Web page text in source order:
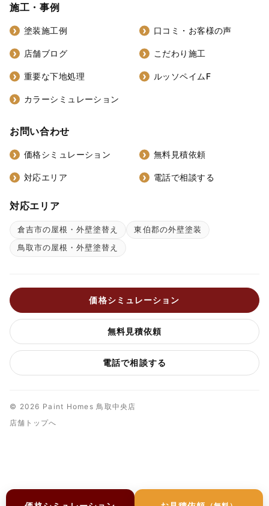
施工・事例
塗装施工例 口コミ・お客様の声
店舗ブログ こだわり施工
重要な下地処理 ルッソペイムF
カラーシミュレーション
お問い合わせ
価格シミュレーション 無料見積依頼
対応エリア 電話で相談する
対応エリア
倉吉市の屋根・外壁塗替え
東伯郡の外壁塗装
鳥取市の屋根・外壁塗替え
価格シミュレーション
無料見積依頼
電話で相談する
© 2026 Paint Homes 鳥取中央店
店舗トップへ